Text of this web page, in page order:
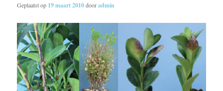
Geplaatst op 19 maart 2010dooradmin